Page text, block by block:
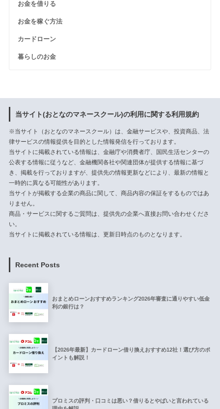
お金を借りる
お金を稼ぐ方法
カードローン
暮らしのお金
当サイト(おとなのマネースクール)の利用に関する利用規約
※当サイト（おとなのマネースクール）は、金融サービスや、投資商品、法
律サービスの情報提供を目的とした情報発信を行っております。
当サイトに掲載されている情報は、 金融庁や消費者庁、 国民生活センターの
公表する情報に従うなど、金融機関各社や関連団体が提供する情報に基づ
き、掲載を行っておりますが、提供先の情報更新などにより、最新の情報と
一時的に異なる可能性があります。
当サイトが掲載する企業の商品に関して、商品内容の保証をするものではあ
りません。
商品・サービスに関するご質問は、提供先の企業へ直接お問い合わせくださ
い。
当サイトに掲載されている情報は、更新日時点のものとなります。
Recent Posts
おまとめローンおすすめランキング2026年審査に通りやすい低金
利の銀行は？
【2026年最新】カードローン借り換えおすすめ12社！選び方のポ
イントも解説！
プロミスの評判・口コミは悪い？借りるとやばいと言われている